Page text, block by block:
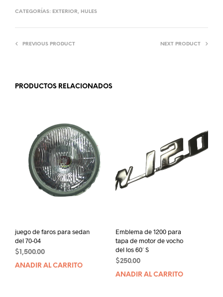
CATEGORÍAS: EXTERIOR, HULES
PREVIOUS PRODUCT NEXT PRODUCT
PRODUCTOS RELACIONADOS
juego de faros para sedan
del 70-04
$1,500.00
AÑADIR AL CARRITO
Emblema de 1200 para
tapa de motor de vocho
del los 60´ S
$250.00
AÑADIR AL CARRITO